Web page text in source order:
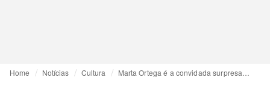
Home Notícias Cultura